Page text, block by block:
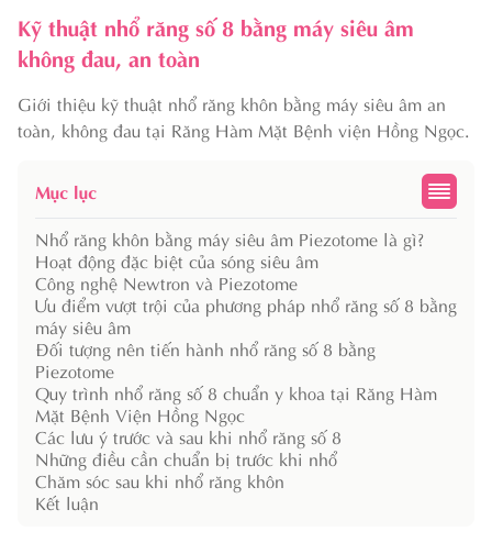
Kỹ thuật nhổ răng số 8 bằng máy siêu âm
không đau, an toàn
Giới thiệu kỹ thuật nhổ răng khôn bằng máy siêu âm an
toàn, không đau tại Răng Hàm Mặt Bệnh viện Hồng Ngọc.
Mục lục
Nhổ răng khôn bằng máy siêu âm Piezotome là gì?
Hoạt động đặc biệt của sóng siêu âm
Công nghệ Newtron và Piezotome
Ưu điểm vượt trội của phương pháp nhổ răng số 8 bằng
máy siêu âm
Đối tượng nên tiến hành nhổ răng số 8 bằng
Piezotome
Quy trình nhổ răng số 8 chuẩn y khoa tại Răng Hàm
Mặt Bệnh Viện Hồng Ngọc
Các lưu ý trước và sau khi nhổ răng số 8
Những điều cần chuẩn bị trước khi nhổ
Chăm sóc sau khi nhổ răng khôn
Kết luận